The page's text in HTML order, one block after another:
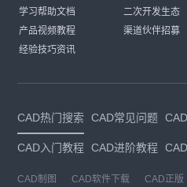
学习帮助文档
产品视频教程
经验技巧资讯
二次开发生态
渠道伙伴招募
CAD热门搜索 CAD常见问题
CAD入门教程 CAD进阶教程
CAD制图 CAD软件下载 CAD正版